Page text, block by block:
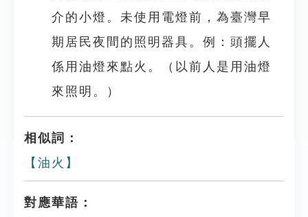
介的小燈。未使用電燈前，為臺灣早
期居民夜間的照明器具。例：頭擺人
係用油燈來點火。（以前人是用油燈
來照明。）
相似詞：
【油火】
對應華語：